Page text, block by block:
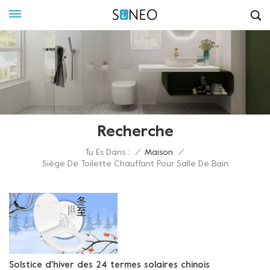
Recherche
Tu Es Dans : / Maison
/
Siège De Toilette Chauffant Pour Salle De Bain
Solstice d'hiver des 24 termes solaires chinois